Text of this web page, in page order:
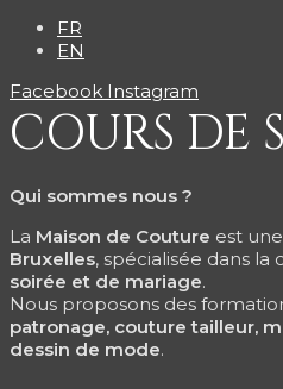
FR
EN
Facebook Instagram
COURS DE
Qui sommes nous ?
La Maison de Couture est
Bruxelles, spécialisée dans la
soirée et de mariage.
Nous proposons des
patronage, couture tailleur,
dessin de mode.